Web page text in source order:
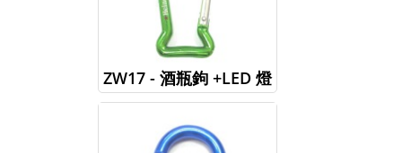
ZW17 - 酒瓶鉤 +LED 燈